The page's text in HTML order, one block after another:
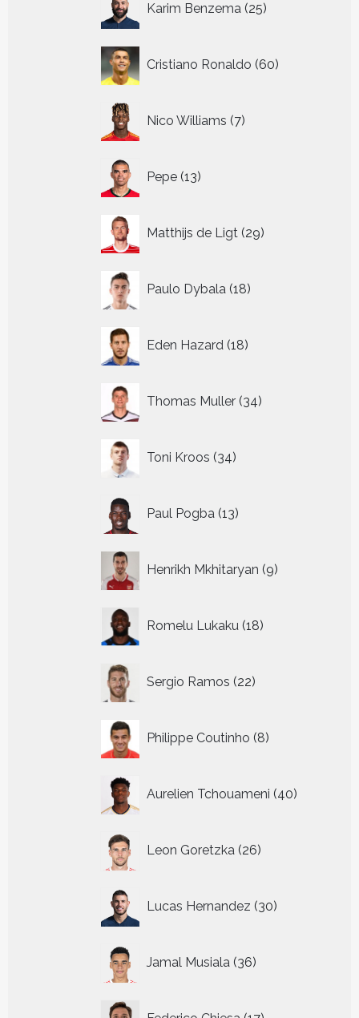
Karim Benzema 25
producten
Cristiano Ronaldo 60
producten
Nico Williams 7
producten
Pepe 13
producten
Matthijs de Ligt 29
producten
Paulo Dybala 18
producten
Eden Hazard 18
producten
Thomas Muller 34
producten
Toni Kroos 34
producten
Paul Pogba 13
producten
Henrikh Mkhitaryan 9
producten
Romelu Lukaku 18
producten
Sergio Ramos 22
producten
Philippe Coutinho 8
producten
Aurelien Tchouameni 40
producten
Leon Goretzka 26
producten
Lucas Hernandez 30
producten
Jamal Musiala 36
producten